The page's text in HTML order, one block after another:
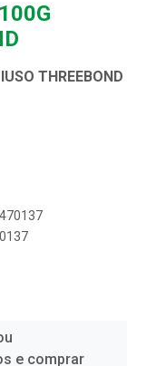
THREEBOND
e comprar